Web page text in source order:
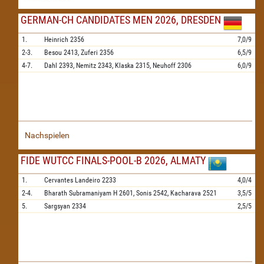
GERMAN-CH CANDIDATES MEN 2026, DRESDEN
1. Heinrich 2356
7,0/9
2-3.
Besou 2413, Zuferi 2356
6,5/9
4-7.
Dahl 2393, Nemitz 2343, Klaska 2315, Neuhoff 2306 6,0/9
Nachspielen
FIDE WUTCC FINALS-POOL-B 2026, ALMATY
1. Cervantes Landeiro 2233
4,0/4
2-4.
Bharath Subramaniyam H 2601, Sonis 2542, Kacharava 2521
3,5/5
5.
Sargsyan 2334 2,5/5